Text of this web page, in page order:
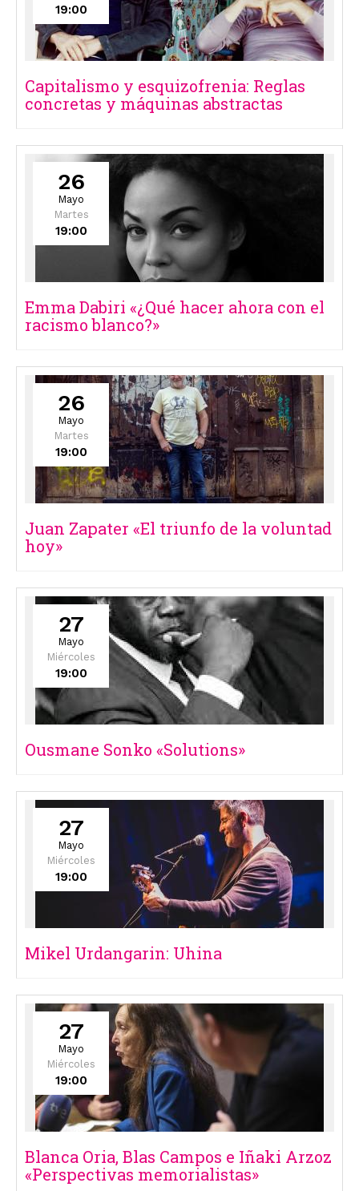
19:00
Capitalismo y esquizofrenia: Reglas
concretas y máquinas abstractas
26
Mayo
Martes
19:00
Emma Dabiri «¿Qué hacer ahora con el
racismo blanco?»
26
Mayo
Martes
19:00
Juan Zapater «El triunfo de la voluntad
hoy»
27
Mayo
Miércoles
19:00
Ousmane Sonko «Solutions»
27
Mayo
Miércoles
19:00
Mikel Urdangarin: Uhina
27
Mayo
Miércoles
19:00
Blanca Oria, Blas Campos e Iñaki Arzoz
«Perspectivas memorialistas»